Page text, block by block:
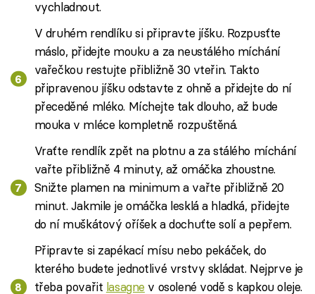
vychladnout.
V druhém rendlíku si připravte jíšku. Rozpusťte
máslo, přidejte mouku a za neustálého míchání
vařečkou restujte přibližně 30 vteřin. Takto
připravenou jíšku odstavte z ohně a přidejte do ní
přeceděné mléko. Míchejte tak dlouho, až bude
mouka v mléce kompletně rozpuštěná.
Vraťte rendlík zpět na plotnu a za stálého míchání
vařte přibližně 4 minuty, až omáčka zhoustne.
Snižte plamen na minimum a vařte přibližně 20
minut. Jakmile je omáčka lesklá a hladká, přidejte
do ní muškátový oříšek a dochuťte solí a pepřem.
Připravte si zapékací mísu nebo pekáček, do
kterého budete jednotlivé vrstvy skládat. Nejprve je
třeba povařit lasagnev osolené vodě s kapkou oleje.